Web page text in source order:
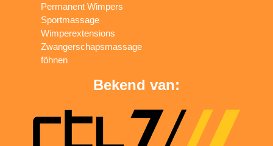
Permanent Wimpers
Sportmassage
Wimperextensions
Zwangerschapsmassage
föhnen
Bekend van: